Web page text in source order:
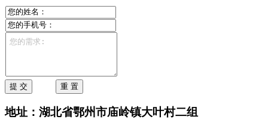
地址：湖北省鄂州市庙岭镇大叶村二组